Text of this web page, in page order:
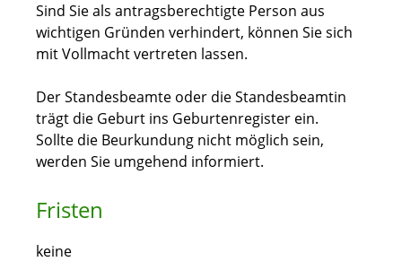
Sind Sie als antragsberechtigte Person aus
wichtigen Gründen verhindert, können Sie sich
mit Vollmacht vertreten lassen.
Der Standesbeamte oder die Standesbeamtin
trägt die Geburt ins Geburtenregister ein.
Sollte die Beurkundung nicht möglich sein,
werden Sie umgehend informiert.
Fristen
keine